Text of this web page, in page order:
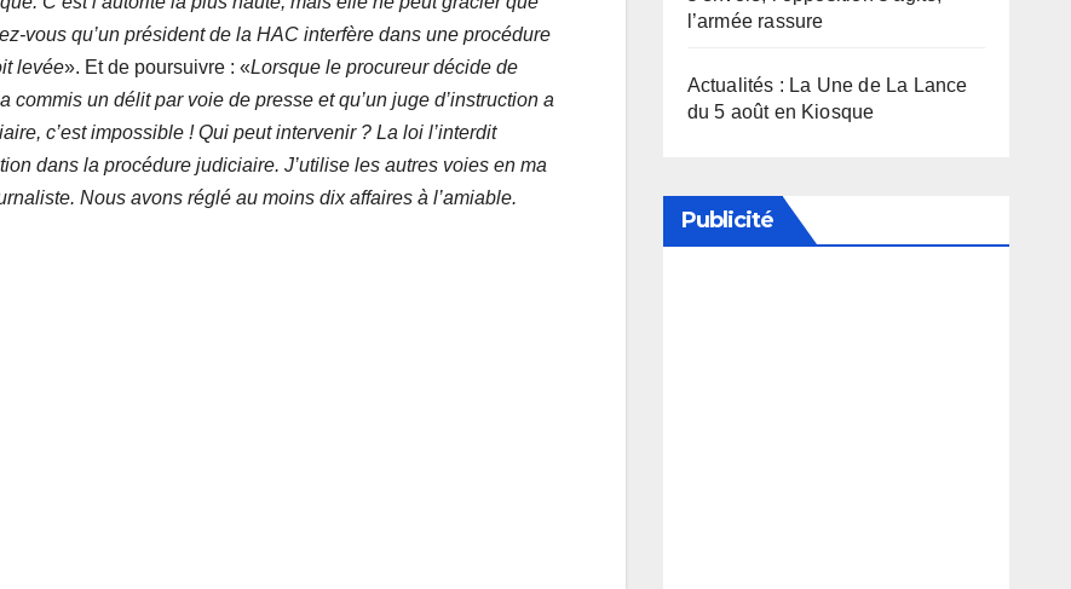
vous qu’un président de la HAC interfère dans une procédure
levée». Et de poursuivre : «Lorsque le procureur décide de
commis un délit par voie de presse et qu’un juge d’instruction a
c’est impossible ! Qui peut intervenir ? La loi l’interdit
dans la procédure judiciaire. J’utilise les autres voies en ma
Nous avons réglé au moins dix affaires à l’amiable.
l’armée rassure
Actualités : La Une de La Lance
du 5 août en Kiosque
Publicité